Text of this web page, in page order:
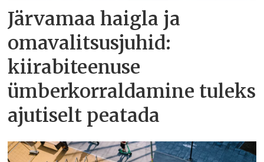
Järvamaa haigla ja
omavalitsusjuhid:
kiirabiteenuse
ümberkorraldamine tuleks
ajutiselt peatada